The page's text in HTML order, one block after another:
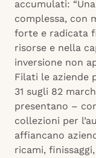
accumulati:
complessa, con
forte e radicata
risorse e nella
inversione non
Filati le aziende
31 sugli 82
presentano –
collezioni per
affiancano
ricami,